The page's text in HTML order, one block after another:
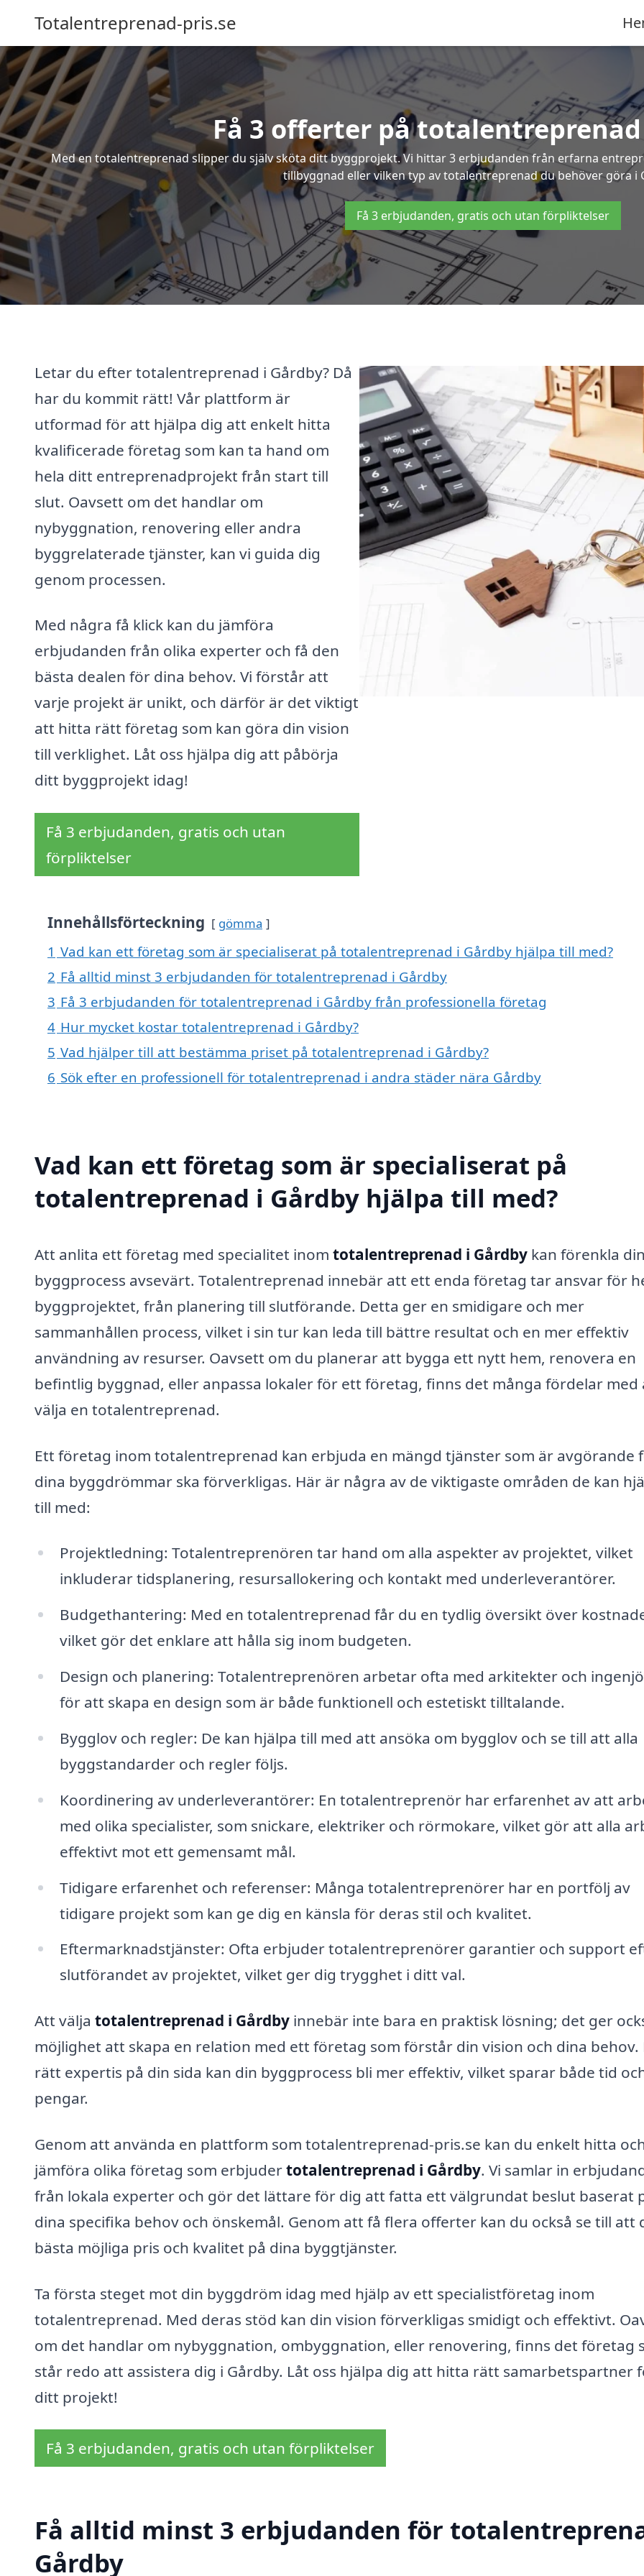
Totalentreprenad-pris.se
Få 3 offerter på totalentreprenad
Med en totalentreprenad slipper du själv sköta ditt byggprojekt. Vi hittar 3 erbjudanden från erfarna
tillbyggnad eller vilken typ av totalentreprenad du behöver göra i
Få 3 erbjudanden, gratis och utan förpliktelser
Letar du efter totalentreprenad i Gårdby? Då
har du kommit rätt! Vår plattform är
utformad för att hjälpa dig att enkelt hitta
kvalificerade företag som kan ta hand om
hela ditt entreprenadprojekt från start till
slut. Oavsett om det handlar om
nybyggnation, renovering eller andra
byggrelaterade tjänster, kan vi guida dig
genom processen.
Med några få klick kan du jämföra
erbjudanden från olika experter och få den
bästa dealen för dina behov. Vi förstår att
varje projekt är unikt, och därför är det viktigt
att hitta rätt företag som kan göra din vision
till verklighet. Låt oss hjälpa dig att påbörja
ditt byggprojekt idag!
Få 3 erbjudanden, gratis och utan
förpliktelser
Innehållsförteckning gömma
1 Vad kan ett företag som är specialiserat på totalentreprenad i Gårdby hjälpa till med?
2 Få alltid minst 3 erbjudanden för totalentreprenad i Gårdby
3 Få 3 erbjudanden för totalentreprenad i Gårdby från professionella företag
4 Hur mycket kostar totalentreprenad i Gårdby?
5 Vad hjälper till att bestämma priset på totalentreprenad i Gårdby?
6 Sök efter en professionell för totalentreprenad i andra städer nära Gårdby
Vad kan ett företag som är specialiserat på
totalentreprenad i Gårdby hjälpa till med?
Att anlita ett företag med specialitet inom totalentreprenad i Gårdby kan förenkla din
byggprocess avsevärt. Totalentreprenad innebär att ett enda företag tar ansvar för
byggprojektet, från planering till slutförande. Detta ger en smidigare och mer
sammanhållen process, vilket i sin tur kan leda till bättre resultat och en mer effektiv
användning av resurser. Oavsett om du planerar att bygga ett nytt hem, renovera en
befintlig byggnad, eller anpassa lokaler för ett företag, finns det många fördelar med
välja en totalentreprenad.
Ett företag inom totalentreprenad kan erbjuda en mängd tjänster som är avgörande
dina byggdrömmar ska förverkligas. Här är några av de viktigaste områden de kan
till med:
Projektledning: Totalentreprenören tar hand om alla aspekter av projektet, vilket
inkluderar tidsplanering, resursallokering och kontakt med underleverantörer.
Budgethantering: Med en totalentreprenad får du en tydlig översikt över
vilket gör det enklare att hålla sig inom budgeten.
Design och planering: Totalentreprenören arbetar ofta med arkitekter och
för att skapa en design som är både funktionell och estetiskt tilltalande.
Bygglov och regler: De kan hjälpa till med att ansöka om bygglov och se till att alla
byggstandarder och regler följs.
Koordinering av underleverantörer: En totalentreprenör har erfarenhet av att
med olika specialister, som snickare, elektriker och rörmokare, vilket gör att alla
effektivt mot ett gemensamt mål.
Tidigare erfarenhet och referenser: Många totalentreprenörer har en portfölj av
tidigare projekt som kan ge dig en känsla för deras stil och kvalitet.
Eftermarknadstjänster: Ofta erbjuder totalentreprenörer garantier och support
slutförandet av projektet, vilket ger dig trygghet i ditt val.
Att välja totalentreprenad i Gårdby innebär inte bara en praktisk lösning; det ger
möjlighet att skapa en relation med ett företag som förstår din vision och dina behov.
rätt expertis på din sida kan din byggprocess bli mer effektiv, vilket sparar både tid
pengar.
Genom att använda en plattform som totalentreprenad-pris.se kan du enkelt hitta
jämföra olika företag som erbjudertotalentreprenad i Gårdby. Vi samlar in
från lokala experter och gör det lättare för dig att fatta ett välgrundat beslut baserat
dina specifika behov och önskemål. Genom att få flera offerter kan du också se till att
bästa möjliga pris och kvalitet på dina byggtjänster.
Ta första steget mot din byggdröm idag med hjälp av ett specialistföretag inom
totalentreprenad. Med deras stöd kan din vision förverkligas smidigt och effektivt.
om det handlar om nybyggnation, ombyggnation, eller renovering, finns det företag
står redo att assistera dig i Gårdby. Låt oss hjälpa dig att hitta rätt samarbetspartner
ditt projekt!
Få 3 erbjudanden, gratis och utan förpliktelser
Få alltid minst 3 erbjudanden för
Gårdby